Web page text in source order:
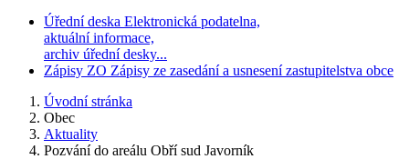
Úřední deska Elektronická podatelna,
aktuální informace,
archiv úřední desky...
Zápisy ZO Zápisy ze zasedání a usnesení zastupitelstva obce
Úvodní stránka
Obec
Aktuality
Pozvání do areálu Obří sud Javorník